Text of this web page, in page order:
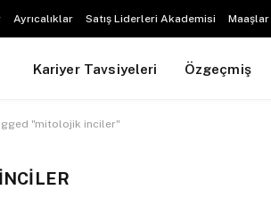
Ayrıcalıklar Satış Liderleri Akademisi Maaşlar
Kariyer Tavsiyeleri Özgeçmiş
"mitolojik inciler"